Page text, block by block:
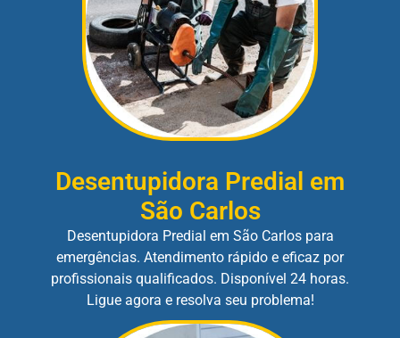
Desentupidora Predial em
São Carlos
Desentupidora Predial em São Carlos para
emergências. Atendimento rápido e eficaz por
profissionais qualificados. Disponível 24 horas.
Ligue agora e resolva seu problema!